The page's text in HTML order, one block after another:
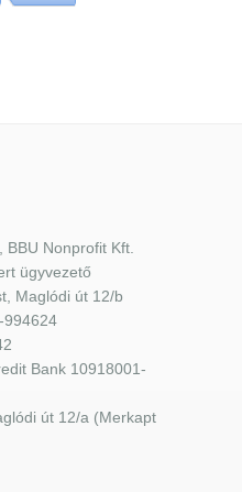
Nonprofit Kft.
ügyvezető
Maglódi út 12/b
994624
Bank 10918001-
út 12/a (Merkapt